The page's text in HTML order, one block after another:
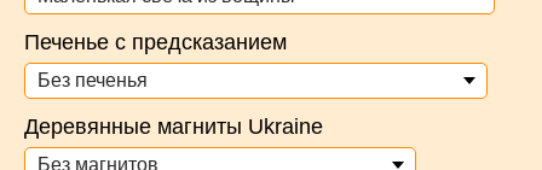
Печенье с предсказанием
Деревянные магниты Ukraine